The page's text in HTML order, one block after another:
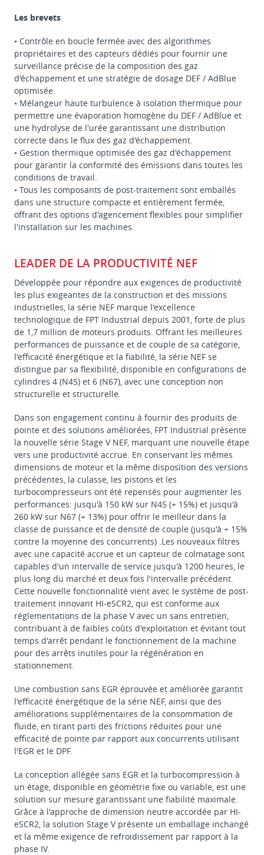
Les brevets
• Contrôle en boucle fermée avec des algorithmes
propriétaires et des capteurs dédiés pour fournir une
surveillance précise de la composition des gaz
d'échappement et une stratégie de dosage DEF / AdBlue
optimisée.
• Mélangeur haute turbulence à isolation thermique pour
permettre une évaporation homogène du DEF / AdBlue et
une hydrolyse de l'urée garantissant une distribution
correcte dans le flux des gaz d'échappement.
• Gestion thermique optimisée des gaz d'échappement
pour garantir la conformité des émissions dans toutes les
conditions de travail.
• Tous les composants de post-traitement sont emballés
dans une structure compacte et entièrement fermée,
offrant des options d'agencement flexibles pour simplifier
l'installation sur les machines.
LEADER DE LA PRODUCTIVITÉ NEF
Développée pour répondre aux exigences de productivité
les plus exigeantes de la construction et des missions
industrielles, la série NEF marque l'excellence
technologique de FPT Industrial depuis 2001, forte de plus
de 1,7 million de moteurs produits. Offrant les meilleures
performances de puissance et de couple de sa catégorie,
l'efficacité énergétique et la fiabilité, la série NEF se
distingue par sa flexibilité, disponible en configurations de
cylindres 4 (N45) et 6 (N67), avec une conception non
structurelle et structurelle.
Dans son engagement continu à fournir des produits de
pointe et des solutions améliorées, FPT Industrial présente
la nouvelle série Stage V NEF, marquant une nouvelle étape
vers une productivité accrue. En conservant les mêmes
dimensions de moteur et la même disposition des versions
précédentes, la culasse, les pistons et les
turbocompresseurs ont été repensés pour augmenter les
performances: jusqu'à 150 kW sur N45 (+ 15%) et jusqu'à
260 kW sur N67 (+ 13%) pour offrir le meilleur dans la
classe de puissance et de densité de couple (jusqu'à + 15%
contre la moyenne des concurrents) .Les nouveaux filtres
avec une capacité accrue et un capteur de colmatage sont
capables d'un intervalle de service jusqu'à 1200 heures, le
plus long du marché et deux fois l'intervalle précédent.
Cette nouvelle fonctionnalité vient avec le système de post-
traitement innovant HI-eSCR2, qui est conforme aux
réglementations de la phase V avec un sans entretien,
contribuant à de faibles coûts d'exploitation et évitant tout
temps d'arrêt pendant le fonctionnement de la machine
pour des arrêts inutiles pour la régénération en
stationnement.
Une combustion sans EGR éprouvée et améliorée garantit
l'efficacité énergétique de la série NEF, ainsi que des
améliorations supplémentaires de la consommation de
fluide, en tirant parti des frictions réduites pour une
efficacité de pointe par rapport aux concurrents utilisant
l'EGR et le DPF.
La conception allégée sans EGR et la turbocompression à
un étage, disponible en géométrie fixe ou variable, est une
solution sur mesure garantissant une fiabilité maximale.
Grâce à l'approche de dimension neutre accordée par HI-
eSCR2, la solution Stage V présente un emballage inchangé
et la même exigence de refroidissement par rapport à la
phase IV.